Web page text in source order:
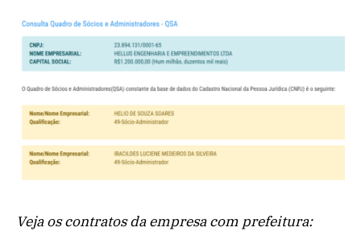
Veja os contratos da empresa com prefeitura: